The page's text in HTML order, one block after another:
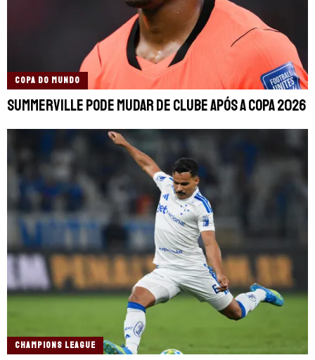
COPA DO MUNDO
Summerville pode mudar de clube após a Copa 2026
CHAMPIONS LEAGUE